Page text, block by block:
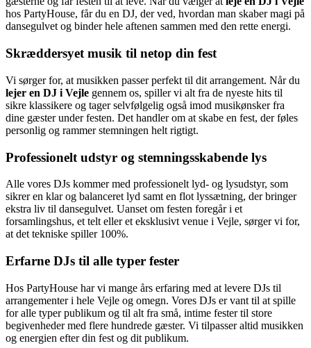
hos PartyHouse, får du en DJ, der ved, hvordan man skaber magi på
dansegulvet og binder hele aftenen sammen med den rette energi.
Skræddersyet musik til netop din fest
Vi sørger for, at musikken passer perfekt til dit arrangement. Når du
lejer en DJ i Vejle gennem os, spiller vi alt fra de nyeste hits til
sikre klassikere og tager selvfølgelig også imod musikønsker fra
dine gæster under festen. Det handler om at skabe en fest, der føles
personlig og rammer stemningen helt rigtigt.
Professionelt udstyr og stemningsskabende lys
Alle vores DJs kommer med professionelt lyd- og lysudstyr, som
sikrer en klar og balanceret lyd samt en flot lyssætning, der bringer
ekstra liv til dansegulvet. Uanset om festen foregår i et
forsamlingshus, et telt eller et eksklusivt venue i Vejle, sørger vi for,
at det tekniske spiller 100%.
Erfarne DJs til alle typer fester
Hos PartyHouse har vi mange års erfaring med at levere DJs til
arrangementer i hele Vejle og omegn. Vores DJs er vant til at spille
for alle typer publikum og til alt fra små, intime fester til store
begivenheder med flere hundrede gæster. Vi tilpasser altid musikken
og energien efter din fest og dit publikum.